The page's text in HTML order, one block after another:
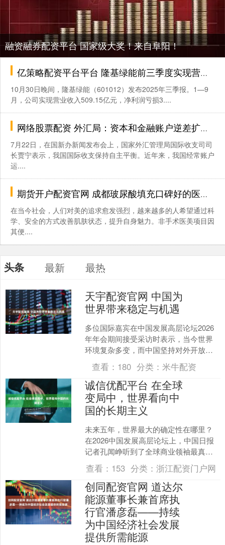
融资融券配资平台 国家级大奖！来自阜阳！
亿策略配资平台平台 隆基绿能前三季度实现营收509.15亿元 已连续两个季度减亏
10月30日晚间，隆基绿能（601012）发布2025年三季报。1—9
月，公司实现营业收入509.15亿元，净利润亏损3....
网络股票配资 外汇局：资本和金融账户逆差扩大主要是境内主体对外投资增加，不能简单理解为资本流出压力增大
7月22日，在国新办新闻发布会上，国家外汇管理局国际收支司司
长贾宁表示，我国国际收支保持自主平衡。近年来，我国经常账户
运....
期货开户配资官网 成都玻尿酸填充口碑好的医院榜单_成都玻尿酸填充医院哪些案例成功_治疗_先进设备_医生
在当今社会，人们对美的追求愈发强烈，越来越多的人希望通过科
学、安全的方式改善肌肤状态，提升自身魅力。非手术医美项目因
其便....
头条 最新 最热
天宇配资官网 中国为
世界带来稳定与机遇
多位国际嘉宾在中国发展高层论坛2026
年年会期间接受采访时表示，当今世界
环境复杂多变，而中国坚持对外开放，
为全球发展带来稳定和机遇。他们认
为，中国正以高质量发展....
查看： 180 分类：米牛配资
诚信优配平台 在全球
变局中，世界看向中
国的长期主义
未来五年，世界最大的确定性在哪里？
在2026中国发展高层论坛上，中国日报
记者孔闻峥听到了全球商业领袖最真实
的答案：“十五五”规划让中国市场具有稳
定性。多位参与2....
查看： 153 分类： 浙江配资门户网
创同配资官网 道达尔
能源董事长兼首席执
行官潘彦磊——持续
为中国经济社会发展
提供所需能源